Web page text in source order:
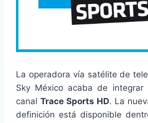
La operadora vía satélite de
Sky México acaba de
canal Trace Sports HD. La
definición está disponible